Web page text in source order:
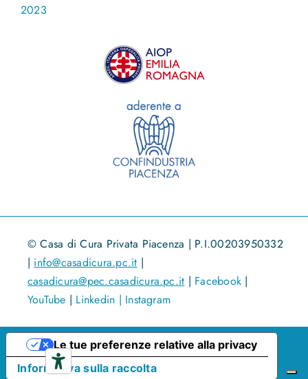
2023
© Casa di Cura Privata Piacenza | P.I.00203950332
| info@casadicura.pc.it |
casadicura@pec.casadicura.pc.it | Facebook |
YouTube | Linkedin | Instagram
Informativa sulla raccolta
Le tue preferenze relative alla privacy